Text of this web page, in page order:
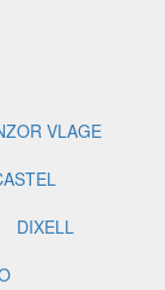
VLAGE
DIXELL